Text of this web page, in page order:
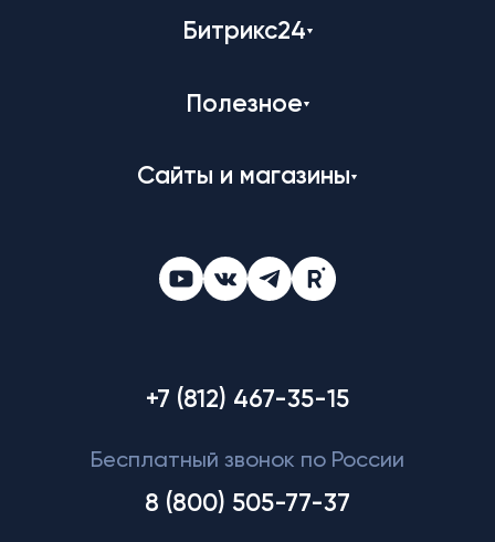
Битрикс24
Полезное
Сайты и магазины
+7 (812) 467-35-15
Бесплатный звонок по России
8 (800) 505-77-37